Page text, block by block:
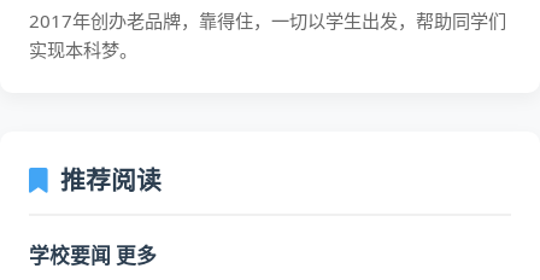
2017年创办老品牌，靠得住，一切以学生出发，帮助同学们
实现本科梦。
推荐阅读
学校要闻 更多